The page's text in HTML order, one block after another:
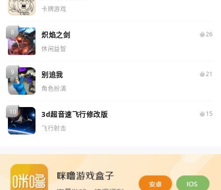
卡牌游戏
炽焰之剑
26
休闲益智
别追我
21
角色扮演
3d超音速飞行修改版
15
飞行射击